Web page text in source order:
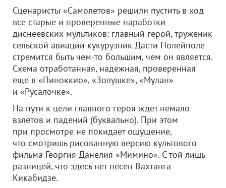
Сценаристы «Самолетов» решили пустить в ход
все старые и проверенные наработки
диснеевских мультиков: главный герой, труженик
сельской авиации кукурузник Дасти Полейполе
стремится быть чем-то большим, чем он является.
Схема отработанная, надежная, проверенная
еще в «Пиноккио», «Золушке», «Мулан»
и «Русалочке».
На пути к цели главного героя ждет немало
взлетов и падений (буквально). При этом
при просмотре не покидает ощущение,
что смотришь рисованную версию культового
фильма Георгия Данелия «Мимино». С той лишь
разницей, что здесь нет песен Вахтанга
Кикабидзе.